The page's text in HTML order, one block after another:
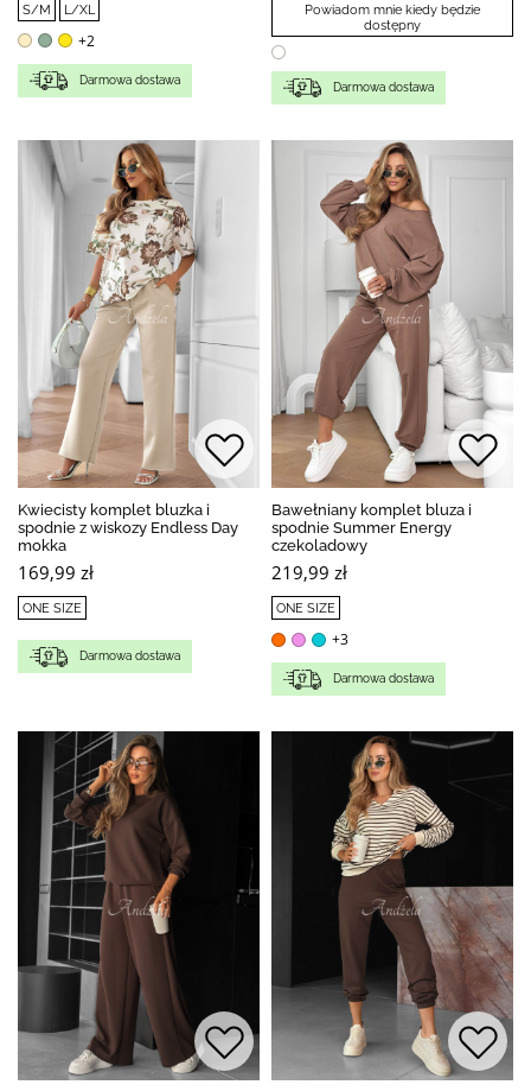
S/M L/XL
+2
Darmowa dostawa
Powiadom mnie kiedy będzie
dostępny
Darmowa dostawa
Kwiecisty komplet bluzka i
spodnie z wiskozy Endless Day
mokka
169,99 zł
ONE SIZE
Darmowa dostawa
Bawełniany komplet bluza i
spodnie Summer Energy
czekoladowy
219,99 zł
ONE SIZE
+3
Darmowa dostawa